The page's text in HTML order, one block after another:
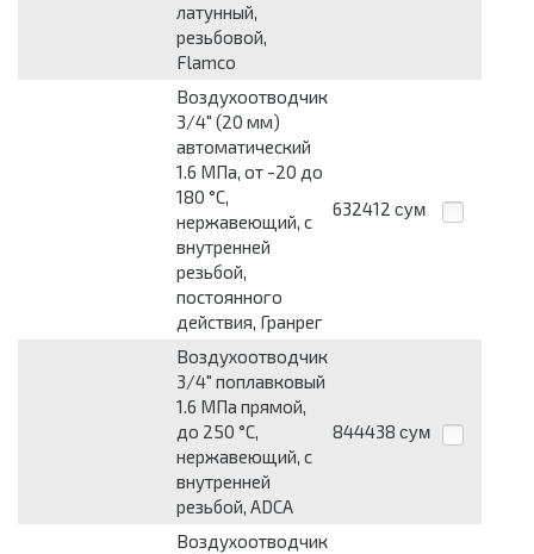
латунный,
резьбовой,
Flamco
Воздухоотводчик
3/4" (20 мм)
автоматический
1.6 МПа, от -20 до
180 °C,
нержавеющий, с
внутренней
резьбой,
постоянного
действия, Гранрег
632412 сум
Воздухоотводчик
3/4" поплавковый
1.6 МПа прямой,
до 250 °C,
нержавеющий, с
внутренней
резьбой, ADCA
844438 сум
Воздухоотводчик